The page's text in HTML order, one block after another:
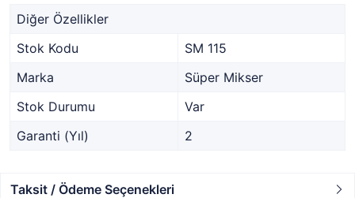
Diğer Özellikler
Stok Kodu
SM 115
Marka
Süper Mikser
Stok Durumu
Var
Garanti (Yıl)
2
Taksit / Ödeme Seçenekleri